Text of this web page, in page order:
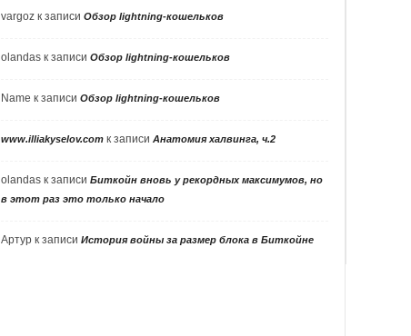
vargoz к записиОбзор lightning-кошельков
olandas к записиОбзор lightning-кошельков
Name к записиОбзор lightning-кошельков
www.illiakyselov.com к записиАнатомия халвинга, ч.2
olandas к записиБиткойн вновь у рекордных максимумов, но
в этот раз это только начало
Артур к записиИстория войны за размер блока в Биткойне